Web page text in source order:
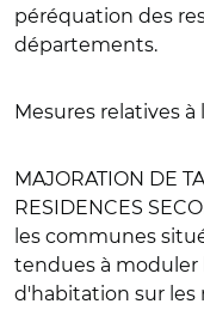
péréquation des
départements.
Mesures relatives à
MAJORATION DE
RESIDENCES
les communes
tendues à moduler
d'habitation sur les